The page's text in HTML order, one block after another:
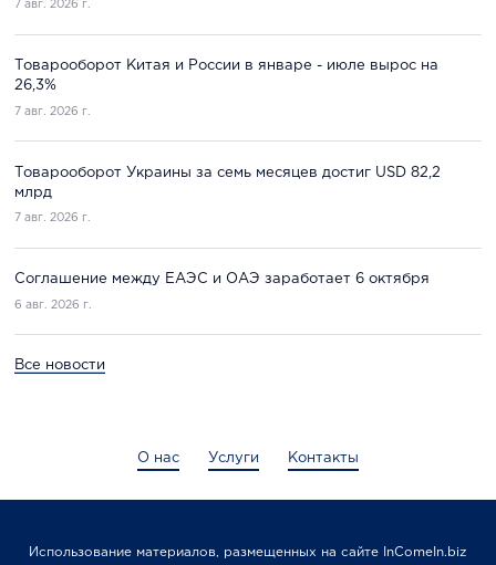
7 авг. 2026 г.
Товарооборот Китая и России в январе - июле вырос на
26,3%
7 авг. 2026 г.
Товарооборот Украины за семь месяцев достиг USD 82,2
млрд
7 авг. 2026 г.
Соглашение между ЕАЭС и ОАЭ заработает 6 октября
6 авг. 2026 г.
Все новости
О нас Услуги Контакты
Использование материалов, размещенных на сайте InComeIn.biz